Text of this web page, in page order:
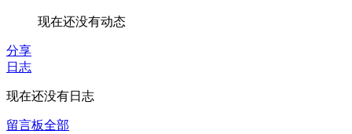
现在还没有动态
分享
日志
现在还没有日志
留言板全部